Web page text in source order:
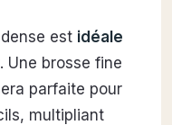
est idéale
. Une brosse fine
parfaite pour
multipliant